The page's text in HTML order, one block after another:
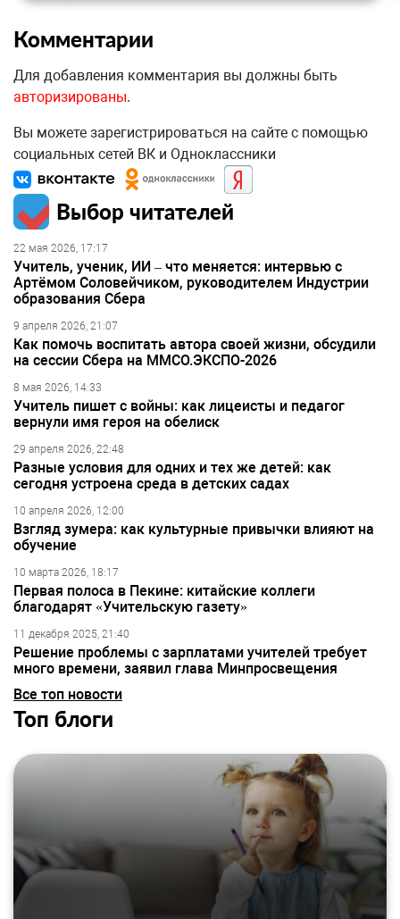
Комментарии
Для добавления комментария вы должны быть
авторизированы.
Вы можете зарегистрироваться на сайте с помощью
социальных сетей ВК и Одноклассники
Выбор читателей
22 мая 2026, 17:17
Учитель, ученик, ИИ – что меняется: интервью с
Артёмом Соловейчиком, руководителем Индустрии
образования Сбера
9 апреля 2026, 21:07
Как помочь воспитать автора своей жизни, обсудили
на сессии Сбера на ММСО.ЭКСПО-2026
8 мая 2026, 14:33
Учитель пишет с войны: как лицеисты и педагог
вернули имя героя на обелиск
29 апреля 2026, 22:48
Разные условия для одних и тех же детей: как
сегодня устроена среда в детских садах
10 апреля 2026, 12:00
Взгляд зумера: как культурные привычки влияют на
обучение
10 марта 2026, 18:17
Первая полоса в Пекине: китайские коллеги
благодарят «Учительскую газету»
11 декабря 2025, 21:40
Решение проблемы с зарплатами учителей требует
много времени, заявил глава Минпросвещения
Все топ новости
Топ блоги